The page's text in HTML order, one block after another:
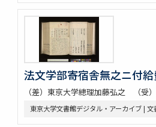
法文学部寄宿舎無之ニ付
（差）東京大学總理加藤弘之 （受
東京大学文書館デジタル・アーカイブ | 文